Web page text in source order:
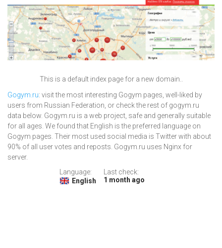
This is a default index page for a new domain..
Gogym.ru: visit the most interesting Gogym pages, well-liked by
users from Russian Federation, or check the rest of gogym.ru
data below. Gogym.ru is a web project, safe and generally suitable
for all ages. We found that English is the preferred language on
Gogym pages. Their most used social media is Twitter with about
90% of all user votes and reposts. Gogym.ru uses Nginx for
server.
Language:
English
Last check:
1 month ago